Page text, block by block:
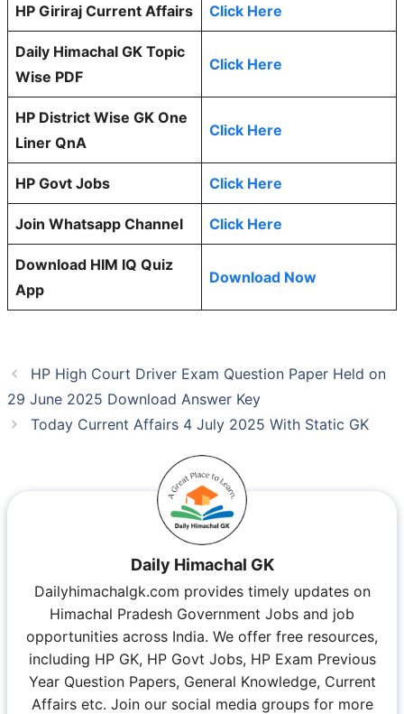
HP Giriraj Current Affairs Click Here
Daily Himachal GK Topic
Wise PDF
Click Here
HP District Wise GK One
Liner QnA
Click Here
HP Govt Jobs Click Here
Join Whatsapp Channel Click Here
Download HIM IQ Quiz
App
Download Now
HP High Court Driver Exam Question Paper Held on
29 June 2025 Download Answer Key
Today Current Affairs 4 July 2025 With Static GK
Daily Himachal GK
Dailyhimachalgk.com provides timely updates on
Himachal Pradesh Government Jobs and job
opportunities across India. We offer free resources,
including HP GK, HP Govt Jobs, HP Exam Previous
Year Question Papers, General Knowledge, Current
Affairs etc. Join our social media groups for more